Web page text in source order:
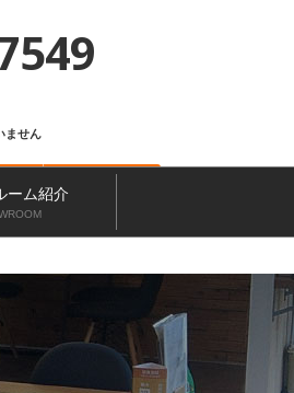
ません
来店予約
ーム紹介